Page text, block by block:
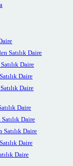
Satılık Daire
Daire
Daire
Daire
Daire
Daire
Satılık Daire
Daire
Daire